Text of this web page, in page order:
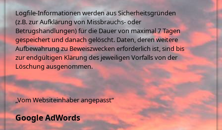
Logfile-Informationen werden aus Sicherheitsgründen
(z.B. zur Aufklärung von Missbrauchs- oder
Betrugshandlungen) für die Dauer von maximal 7 Tagen
gespeichert und danach gelöscht. Daten, deren weitere
Aufbewahrung zu Beweiszwecken erforderlich ist, sind bis
zur endgültigen Klärung des jeweiligen Vorfalls von der
Löschung ausgenommen.
„Vom Websiteinhaber angepasst“
Google AdWords